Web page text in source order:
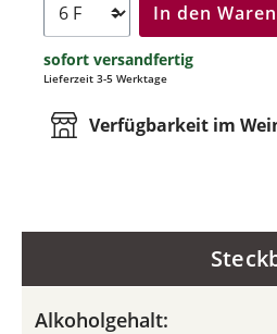
In den
sofort versandfertig
Lieferzeit 3-5 Werktage
Verfügbarkeit im
Alkoholgehalt: